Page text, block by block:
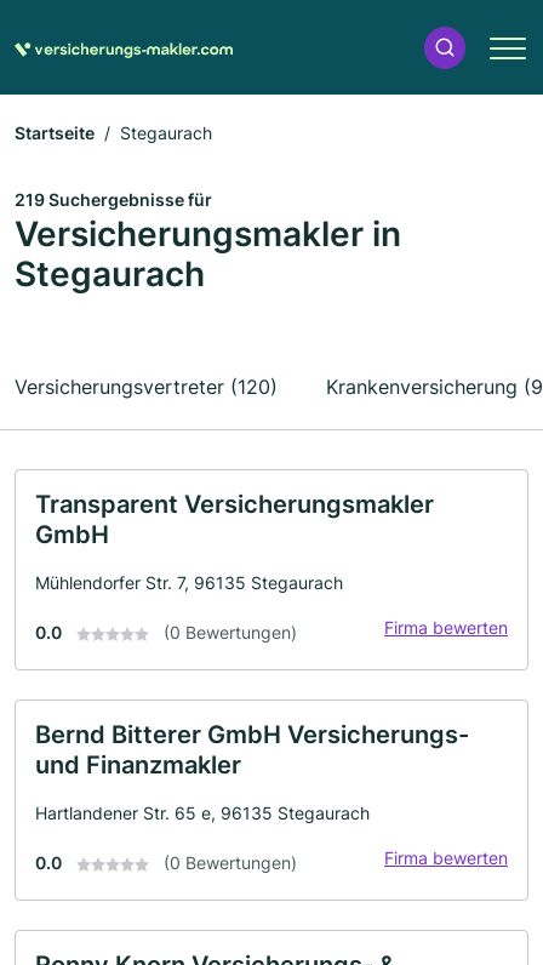
Startseite Stegaurach
219 Suchergebnisse für
Versicherungsmakler in
Stegaurach
Versicherungsvertreter (120) Krankenversicherung
Transparent Versicherungsmakler
GmbH
Mühlendorfer Str. 7, 96135 Stegaurach
0.0 (0 Bewertungen) Firma bewerten
Bernd Bitterer GmbH Versicherungs-
und Finanzmakler
Hartlandener Str. 65 e, 96135 Stegaurach
0.0 (0 Bewertungen) Firma bewerten